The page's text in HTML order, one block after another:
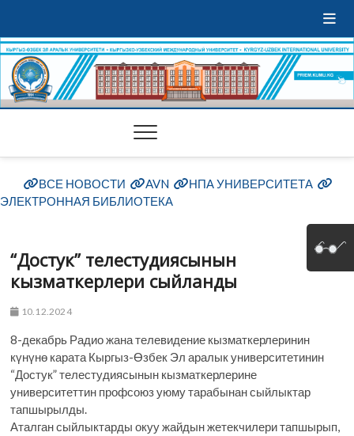
ВСЕ НОВОСТИ AVN
НПА УНИВЕРСИТЕТА
ЭЛЕКТРОННАЯ БИБЛИОТЕКА
“Достук” телестудиясынын
кызматкерлери сыйланды
10.12.2024
8-декабрь Радио жана телевидение кызматкерлеринин
күнүнө карата Кыргыз-Өзбек Эл аралык университетинин
“Достук” телестудиясынын кызматкерлерине
университеттин профсоюз уюму тарабынан сыйлыктар
тапшырылды.
Аталган сыйлыктарды окуу жайдын жетекчилери тапшырып,